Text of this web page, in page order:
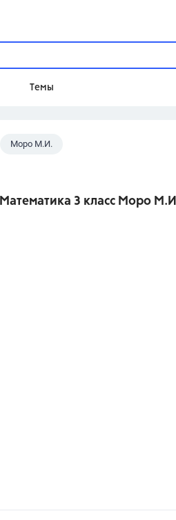
Темы
Домашнее задание
Моро М.И.
3 класс Моро